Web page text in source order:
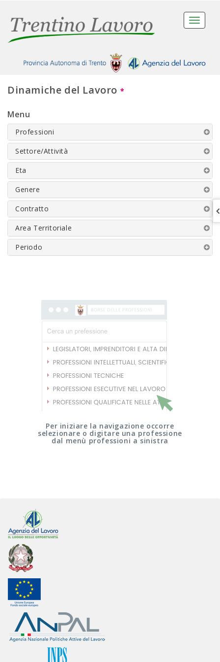
Toggle
Dinamiche del Lavoro *
Menu
Professioni
Settore/Attività
Eta
Genere
Contratto
Area Territoriale
Periodo
Per iniziare la navigazione occorre
selezionare o digitare una professione
dal menù professioni a sinistra